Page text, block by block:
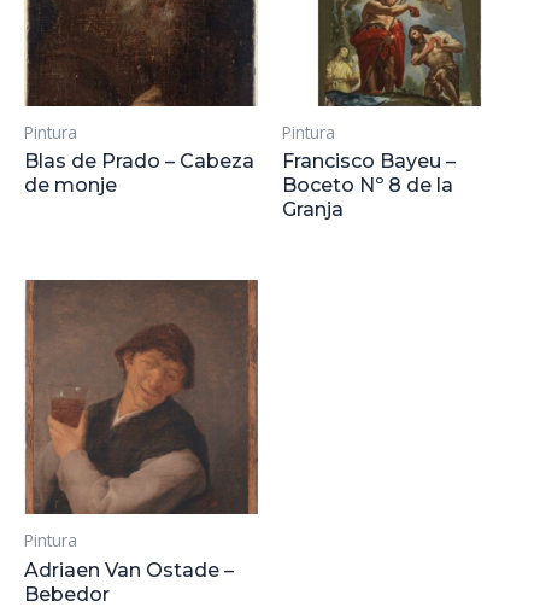
Pintura
Blas de Prado – Cabeza
de monje
Pintura
Francisco Bayeu –
Boceto Nº 8 de la
Granja
Pintura
Adriaen Van Ostade –
Bebedor